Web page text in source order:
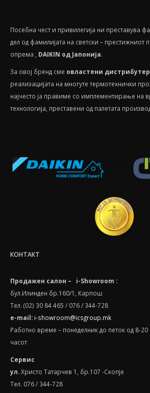
Посебнa чест и привилегија ни преставува
дел од фамилијата на светски – престижниот
опрема , DAIKIN од Јапонија.
За овој бренд сме овластени
реализацијата на многуте термотехнички
најчесто ја правиме со имплементирање на
технологија, преставени од палетата
КОНТАКТ
Продажен салон – i-Showroom :
бул.Илинден бр.160/1, Карпош
Тел. (02) 30 84 465 / 076 / 344-728
e-mail: i-showroom@icsgroup.mk
Работно време – понеделник до петок од 8-20
часот
Сервис
ул.Христо Татарчев 1, бр.107 -Скопје
Тел. 076 / 344-728